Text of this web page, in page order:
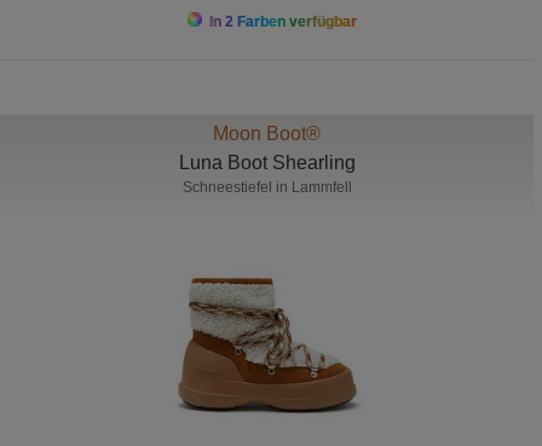
In 2 Farben verfügbar
Moon Boot®
Luna Boot Shearling
Schneestiefel in Lammfell